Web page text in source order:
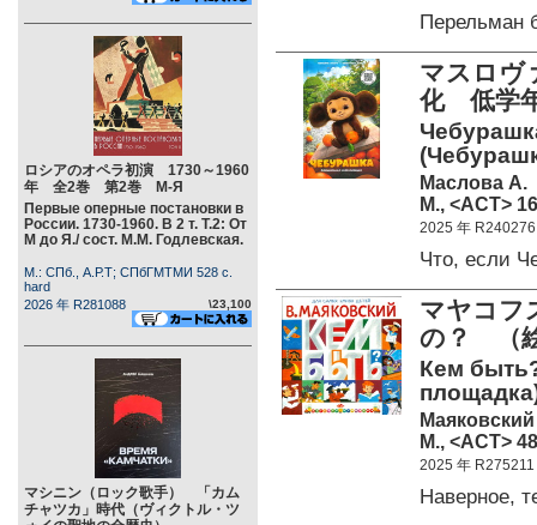
ロシアのオペラ初演 1730～1960
年 全2巻 第2巻 М-Я
Первые оперные постановки в
России. 1730-1960. В 2 т. Т.2: От
М до Я./ сост. М.М. Годлевская.
М.: СПб., А.Р.Т; СПбГМТМИ 528 c.
hard
2026 年 R281088
\23,100
マシニン（ロック歌手） 「カム
チャツカ」時代（ヴィクトル・ツ
Перельман
マスロ
化 低学
Маслова А.
М., <АСТ>
2025 年 R240276
Что, если
マヤコフ
の？ （
Кем
М., <АСТ>
2025 年 R275211
Наверное,